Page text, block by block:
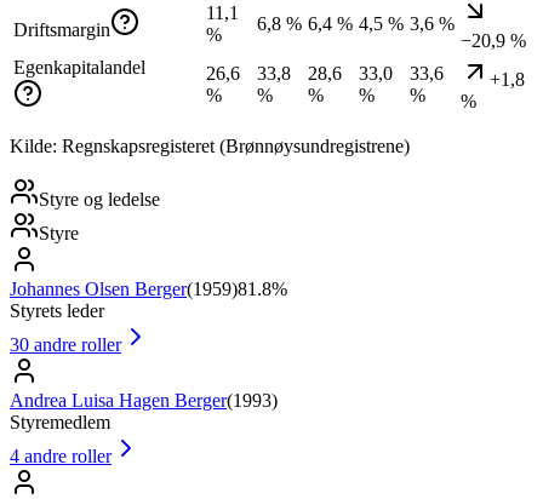
Driftsmargin
11,1
%
6,8 % 6,4 % 4,5 % 3,6 %
−20,9 %
Egenkapitalandel
26,6
%
33,8
%
28,6
%
33,0
%
33,6
%
+1,8
%
Kilde: Regnskapsregisteret (Brønnøysundregistrene)
Styre og ledelse
Styre
Johannes Olsen Berger(1959)81.8%
Styrets leder
30 andre roller
Andrea Luisa Hagen Berger(1993)
Styremedlem
4 andre roller